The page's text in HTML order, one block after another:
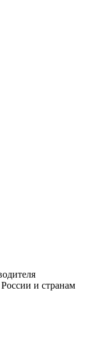
и странам